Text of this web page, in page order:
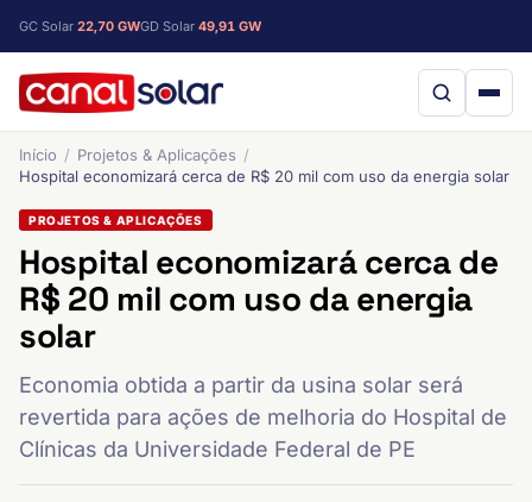
GC Solar 22,70 GWGD Solar 49,91 GW
Início
Projetos & Aplicações
Hospital economizará cerca de R$ 20 mil com uso da energia solar
PROJETOS & APLICAÇÕES
Hospital economizará cerca de
R$ 20 mil com uso da energia
solar
Economia obtida a partir da usina solar será
revertida para ações de melhoria do Hospital de
Clínicas da Universidade Federal de PE